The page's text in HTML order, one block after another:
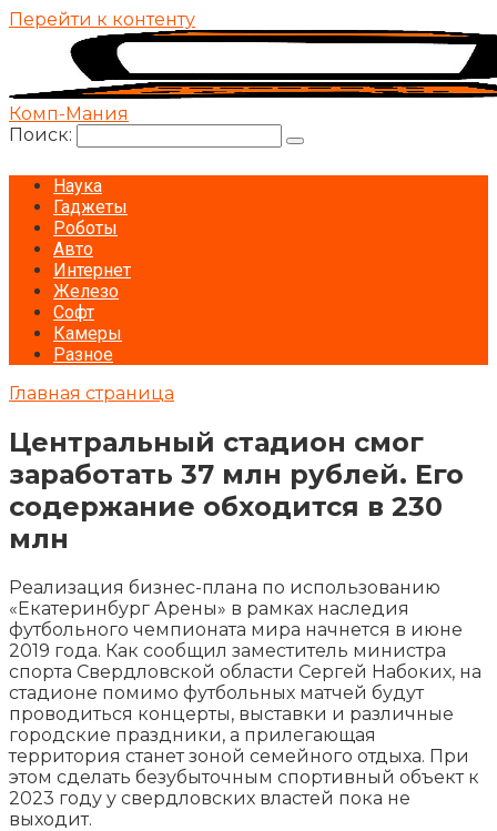
Перейти к контенту
Комп-Мания
Поиск:
Наука
Гаджеты
Роботы
Авто
Интернет
Железо
Софт
Камеры
Разное
Главная страница
Центральный стадион смог
заработать 37 млн рублей. Его
содержание обходится в 230
млн
Реализация бизнес-плана по использованию
«Екатеринбург Арены» в рамках наследия
футбольного чемпионата мира начнется в июне
2019 года. Как сообщил заместитель министра
спорта Свердловской области Сергей Набоких, на
стадионе помимо футбольных матчей будут
проводиться концерты, выставки и различные
городские праздники, а прилегающая
территория станет зоной семейного отдыха. При
этом сделать безубыточным спортивный объект к
2023 году у свердловских властей пока не
выходит.